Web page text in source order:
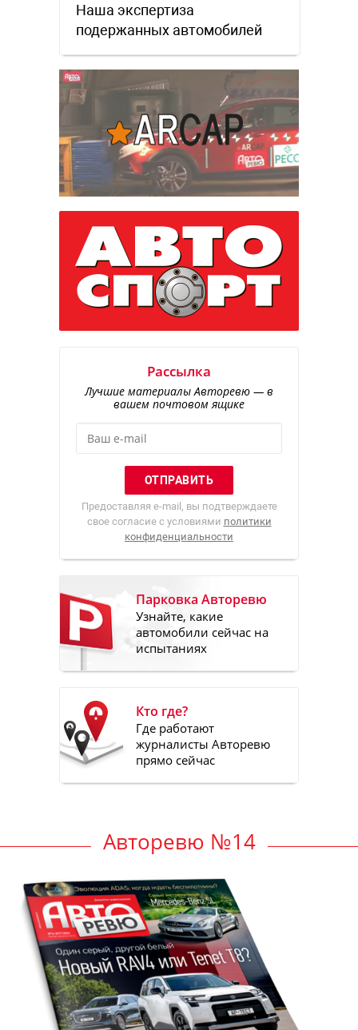
Наша экспертиза
подержанных автомобилей
Рассылка
Лучшие материалы Авторевю — в
вашем почтовом ящике
Предоставляя e-mail, вы подтверждаете
свое согласие с условиями политики
конфиденциальности
Парковка Авторевю
Узнайте, какие
автомобили сейчас на
испытаниях
Кто где?
Где работают
журналисты Авторевю
прямо сейчас
Авторевю №14